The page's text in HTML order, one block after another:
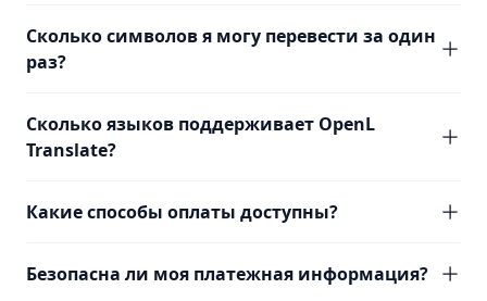
Сколько символов я могу перевести за один
раз?
Сколько языков поддерживает OpenL
Translate?
Какие способы оплаты доступны?
Безопасна ли моя платежная информация?